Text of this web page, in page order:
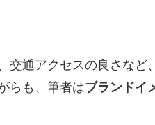
交通アクセスの良さなど
らも、筆者はブランドイ